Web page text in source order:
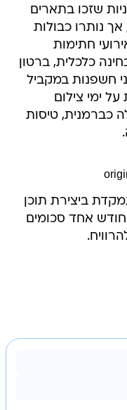
שזכו בתארים
נותרו כבולות
חתימות
כלכלית, ברטון
חשפנות במקביל
ימי צילום
כברמנית, טיסות
ביצירת תוכן
אחד סכומים